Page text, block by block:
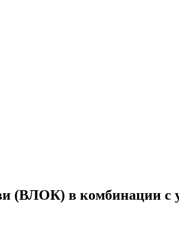
(ВЛОК) в комбинации